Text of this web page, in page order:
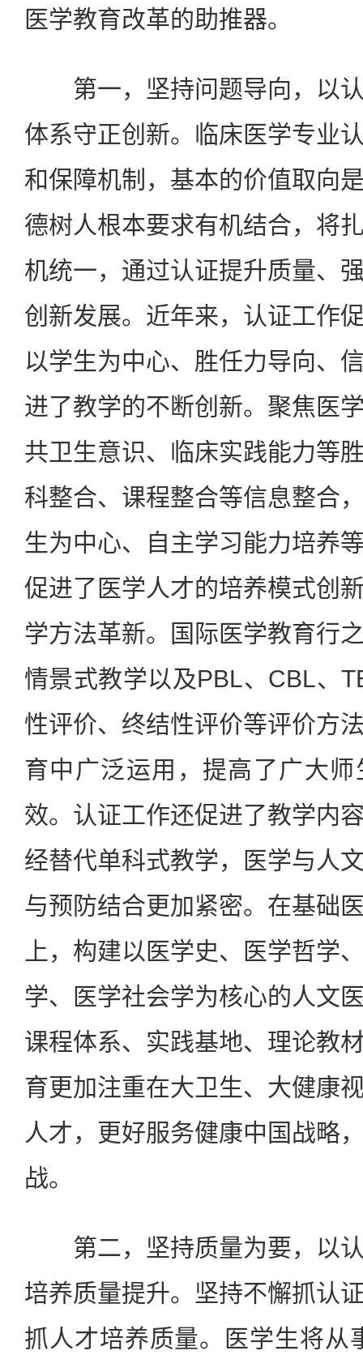
医学教育改革的助推器。
第一，坚持问题导向，以认
体系守正创新。临床医学专业
和保障机制，基本的价值取向
德树人根本要求有机结合，将
机统一，通过认证提升质量、
创新发展。近年来，认证工作
以学生为中心、胜任力导向、
进了教学的不断创新。聚焦医
共卫生意识、临床实践能力等
科整合、课程整合等信息整合
生为中心、自主学习能力培养
促进了医学人才的培养模式创
学方法革新。国际医学教育行
情景式教学以及PBL、CBL、
性评价、终结性评价等评价方
育中广泛运用，提高了广大
效。认证工作还促进了教学内
经替代单科式教学，医学与人
与预防结合更加紧密。在基础
上，构建以医学史、医学哲学
学、医学社会学为核心的人文
课程体系、实践基地、理论教
育更加注重在大卫生、大健康
人才，更好服务健康中国战略
战。
第二，坚持质量为要，以认
培养质量提升。坚持不懈抓认
抓人才培养质量。医学生将从